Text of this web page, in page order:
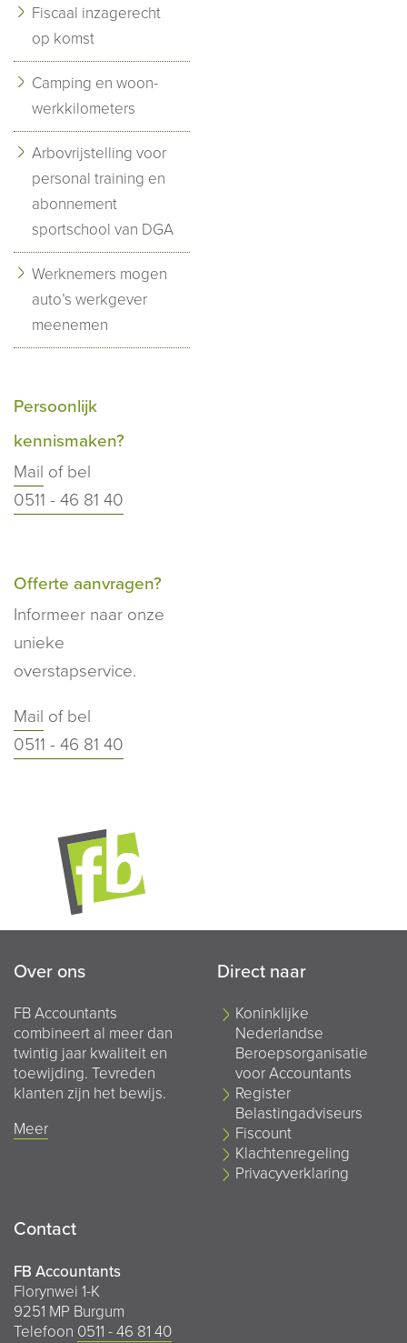
Fiscaal inzagerecht
op komst
Camping en woon-
werkkilometers
Arbovrijstelling voor
personal training en
abonnement
sportschool van DGA
Werknemers mogen
auto’s werkgever
meenemen
Persoonlijk
kennismaken?
Mail of bel
0511 - 46 81 40
Offerte aanvragen?
Informeer naar onze
unieke
overstapservice.
Mail of bel
0511 - 46 81 40
Over ons
FB Accountants
combineert al meer dan
twintig jaar kwaliteit en
toewijding. Tevreden
klanten zijn het bewijs.
Meer
Direct naar
Koninklijke
Nederlandse
Beroepsorganisatie
voor Accountants
Register
Belastingadviseurs
Fiscount
Klachtenregeling
Privacyverklaring
Contact
FB Accountants
Florynwei 1-K
9251 MP Burgum
Telefoon 0511 - 46 81 40